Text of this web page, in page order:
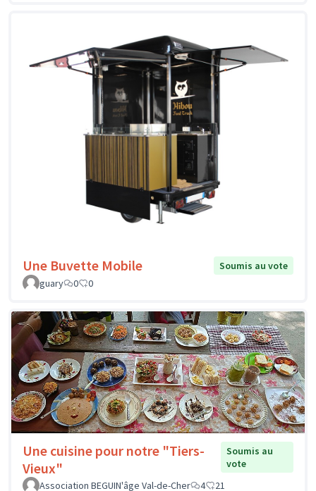
Une Buvette Mobile
Soumis au vote
guary
0 0
Une cuisine pour notre "Tiers-
Vieux"
Soumis au
vote
Association BEGUIN'âge Val-de-Cher
4 21